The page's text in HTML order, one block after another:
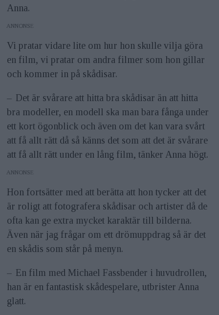
Anna.
ANNONS
Vi pratar vidare lite om hur hon skulle vilja göra
en film, vi pratar om andra filmer som hon gillar
och kommer in på skådisar.
– Det är svårare att hitta bra skådisar än att hitta
bra modeller, en modell ska man bara fånga under
ett kort ögonblick och även om det kan vara svårt
att få allt rätt då så känns det som att det är svårare
att få allt rätt under en lång film, tänker Anna högt.
ANNONS
Hon fortsätter med att berätta att hon tycker att det
är roligt att fotografera skådisar och artister då de
ofta kan ge extra mycket karaktär till bilderna.
Även när jag frågar om ett drömuppdrag så är det
en skådis som står på menyn.
– En film med Michael Fassbender i huvudrollen,
han är en fantastisk skådespelare, utbrister Anna
glatt.